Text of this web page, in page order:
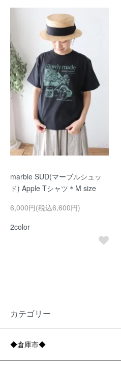
marble SUD(マーブルシュッ
ド) Apple Tシャツ＊M size
6,000円(税込6,600円)
2color
カテゴリー
◆倉庫市◆